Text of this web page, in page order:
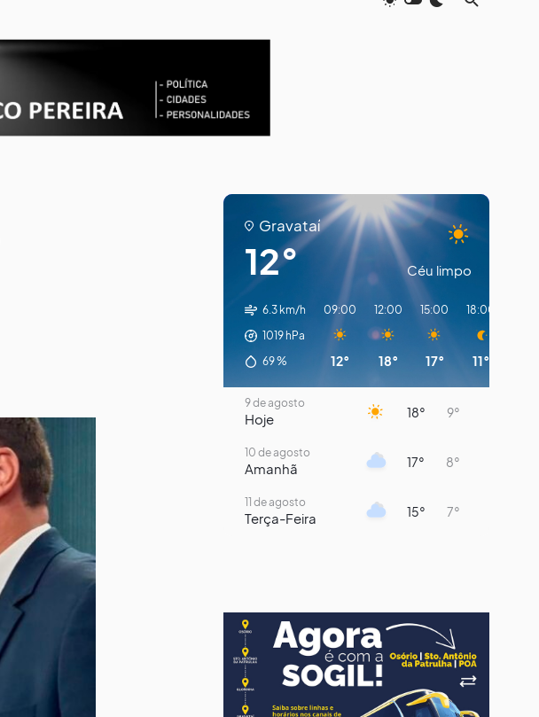
Gravataí
12° Céu limpo
6.3 km/h
1019 hPa
69%
09:00
12°
12:00
18°
15:00
17°
18:00
11°
9 de agosto
Hoje 18° 9°
10 de agosto
Amanhã 17° 8°
11 de agosto
Terça-Feira 15° 7°
Quinta-Feira 16° 13°
14 de agosto
Sexta-Feira 18° 14°
15 de agosto
21° 16°